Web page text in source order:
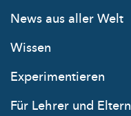
News aus aller Welt
Wissen
Experimentieren
Für Lehrer und Eltern